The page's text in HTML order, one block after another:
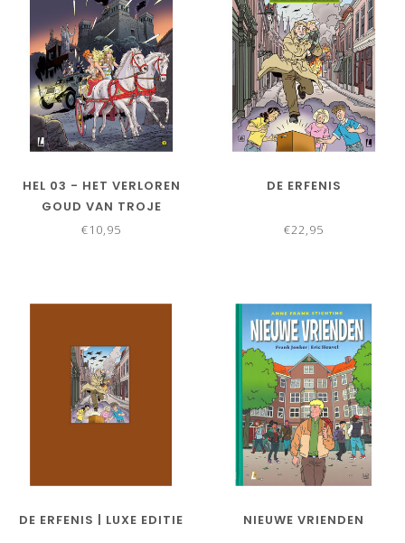
HEL 03 - HET VERLOREN
GOUD VAN TROJE
€10,95
DE ERFENIS
€22,95
DE ERFENIS | LUXE EDITIE NIEUWE VRIENDEN